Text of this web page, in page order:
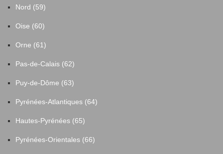
Nord (59)
Oise (60)
Orne (61)
Pas-de-Calais (62)
Puy-de-Dôme (63)
Pyrénées-Atlantiques (64)
Hautes-Pyrénées (65)
Pyrénées-Orientales (66)